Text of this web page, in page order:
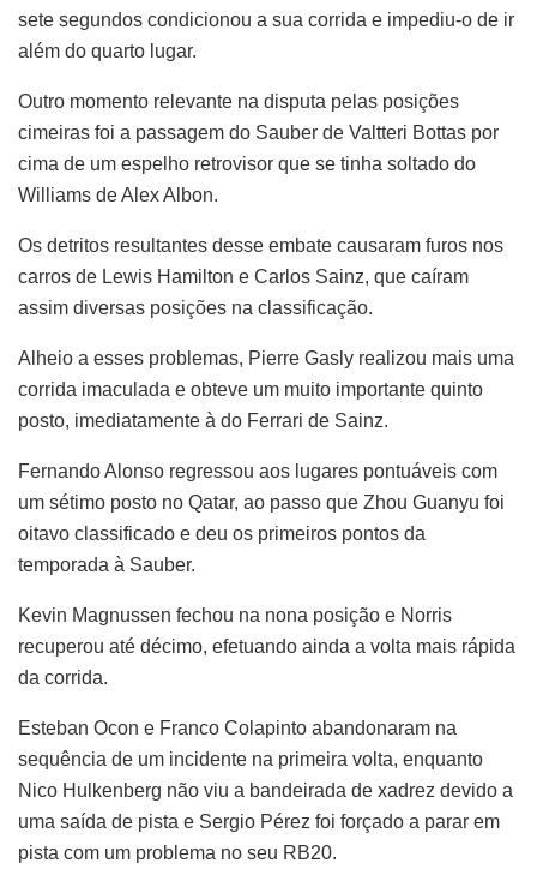
sete segundos condicionou a sua corrida e impediu-o de ir
além do quarto lugar.
Outro momento relevante na disputa pelas posições
cimeiras foi a passagem do Sauber de Valtteri Bottas por
cima de um espelho retrovisor que se tinha soltado do
Williams de Alex Albon.
Os detritos resultantes desse embate causaram furos nos
carros de Lewis Hamilton e Carlos Sainz, que caíram
assim diversas posições na classificação.
Alheio a esses problemas, Pierre Gasly realizou mais uma
corrida imaculada e obteve um muito importante quinto
posto, imediatamente à do Ferrari de Sainz.
Fernando Alonso regressou aos lugares pontuáveis com
um sétimo posto no Qatar, ao passo que Zhou Guanyu foi
oitavo classificado e deu os primeiros pontos da
temporada à Sauber.
Kevin Magnussen fechou na nona posição e Norris
recuperou até décimo, efetuando ainda a volta mais rápida
da corrida.
Esteban Ocon e Franco Colapinto abandonaram na
sequência de um incidente na primeira volta, enquanto
Nico Hulkenberg não viu a bandeirada de xadrez devido a
uma saída de pista e Sergio Pérez foi forçado a parar em
pista com um problema no seu RB20.